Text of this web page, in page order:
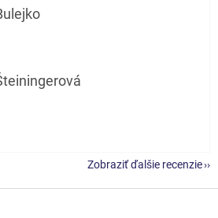
obchodu je 5 z 5 hviezdičiek.
obchodu je 5 z 5 hviezdičiek.
Zobraziť ďalšie recenzie